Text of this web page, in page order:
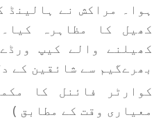
ہوا۔ مراکش نے ہالینڈ
کھیل کا مظاہرہ
کھیلنے والے کیپ
بھرےگیم سے شائقین کے
کوارٹر فائنل کا
معیاری وقت کے مطابق )